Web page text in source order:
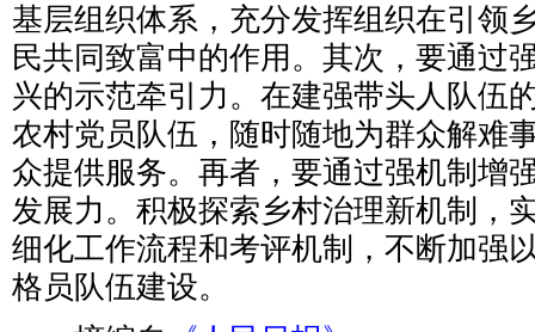
基层组织体系，充分发挥组织在引领
民共同致富中的作用。其次，要通过
兴的示范牵引力。在建强带头人队伍
农村党员队伍，随时随地为群众解难
众提供服务。再者，要通过强机制增
发展力。积极探索乡村治理新机制，
细化工作流程和考评机制，不断加强
格员队伍建设。